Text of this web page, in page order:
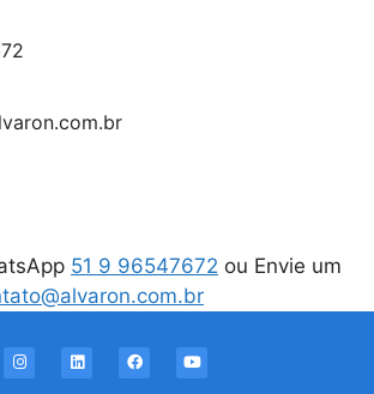
51 9 96547672 ou Envie um